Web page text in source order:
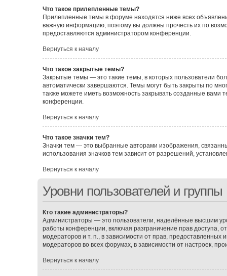
Что такое прилепленные темы?
Прилепленные темы в форуме находятся ниже всех
важную информацию, поэтому вы должны прочесть их по
предоставляются администратором конференции.
Вернуться к началу
Что такое закрытые темы?
Закрытые темы — это такие темы, в которых пользователи
автоматически завершаются. Темы могут быть закрыты по
также можете иметь возможность закрывать созданные вами
конференции.
Вернуться к началу
Что такое значки тем?
Значки тем — это выбранные авторами изображения,
использования значков тем зависит от разрешений,
Вернуться к началу
Уровни пользователей и группы
Кто такие администраторы?
Администраторы — это пользователи, наделённые высшим
работы конференции, включая разграничение прав доступа,
модераторов и т. п., в зависимости от прав,
модераторов во всех форумах, в зависимости от настроек,
Вернуться к началу